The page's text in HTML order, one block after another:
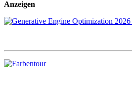
Anzeigen